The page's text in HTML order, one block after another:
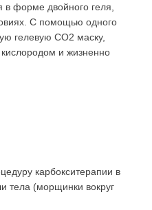
в форме двойного геля,
С помощью одного
гелевую СО2 маску,
и жизненно
карбокситерапии в
тела (морщинки вокруг